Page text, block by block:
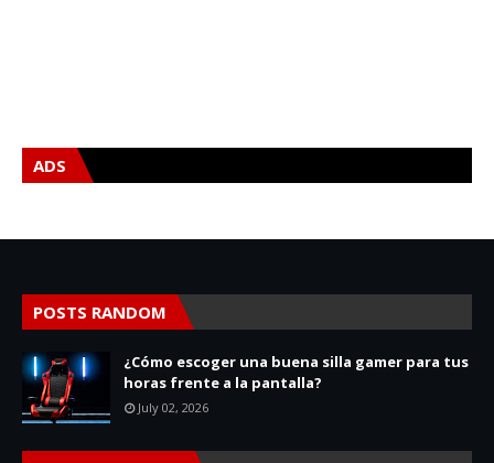
ADS
POSTS RANDOM
¿Cómo escoger una buena silla gamer para tus
horas frente a la pantalla?
July 02, 2026